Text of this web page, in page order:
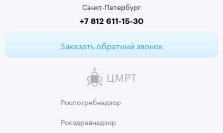
Санкт-Петербург
+7 812 611-15-30
Заказать обратный звонок
Роспотребнадзор
Росздравнадзор